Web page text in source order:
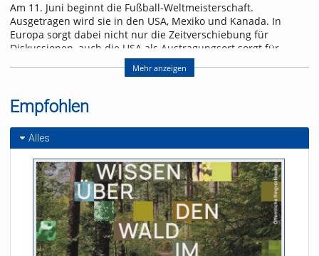
Am 11. Juni beginnt die Fußball-Weltmeisterschaft.
Ausgetragen wird sie in den USA, Mexiko und Kanada. In
Europa sorgt dabei nicht nur die Zeitverschiebung für
Diskussionen, auch die USA als Austragungsort sorgt für
Gesprächsstoff. Wird dieses Riesen-Turnier ein
Sommermärchen oder ein Eigentor?
Die WM 2026 steht kurz vorm Anpfiff – wie groß ist die
Fußballbegeisterung in Freiburg? uniCROSS hat sich
Turnier komplett egal?
Mehr anzeigen
Empfohlen
Alles